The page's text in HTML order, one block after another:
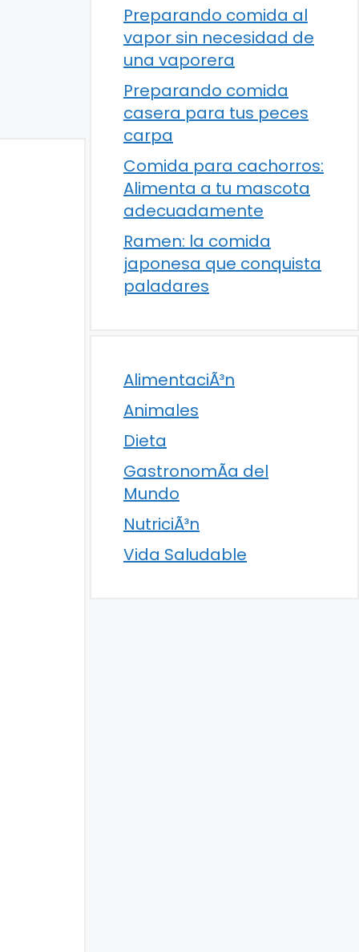
Preparando comida al
vapor sin necesidad de
una vaporera
Preparando comida
casera para tus peces
carpa
Comida para cachorros:
Alimenta a tu mascota
adecuadamente
Ramen: la comida
japonesa que conquista
paladares
AlimentaciÃ³n
Animales
Dieta
GastronomÃ­a del
Mundo
NutriciÃ³n
Vida Saludable